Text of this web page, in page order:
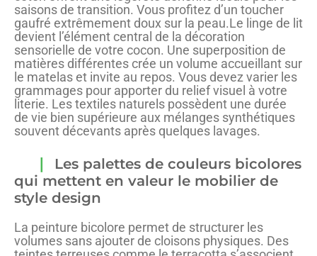
saisons de transition. Vous profitez d’un toucher
gaufré extrêmement doux sur la peau.Le linge de lit
devient l’élément central de la décoration
sensorielle de votre cocon. Une superposition de
matières différentes crée un volume accueillant sur
le matelas et invite au repos. Vous devez varier les
grammages pour apporter du relief visuel à votre
literie. Les textiles naturels possèdent une durée
de vie bien supérieure aux mélanges synthétiques
souvent décevants après quelques lavages.
Les palettes de couleurs bicolores
qui mettent en valeur le mobilier de
style design
La peinture bicolore permet de structurer les
volumes sans ajouter de cloisons physiques. Des